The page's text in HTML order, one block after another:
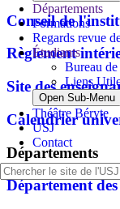
Départements
Formations
Regards revue
Étudiants
Bureau
Liens
Open Sub-Menu
Théâtre Béryte
USJ
Contact
Conseil de
Règlement
Site des
Calendrier
Départements
Département